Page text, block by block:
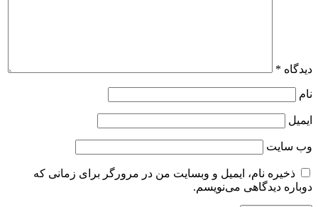
دیدگاه *
نام
ایمیل
وب‌ سایت
ذخیره نام، ایمیل و وبسایت من در مرورگر برای زمانی که
دوباره دیدگاهی می‌نویسم.